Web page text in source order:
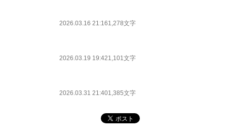
2026.03.16 21:161,278文字
2026.03.19 19:421,101文字
2026.03.31 21:401,385文字